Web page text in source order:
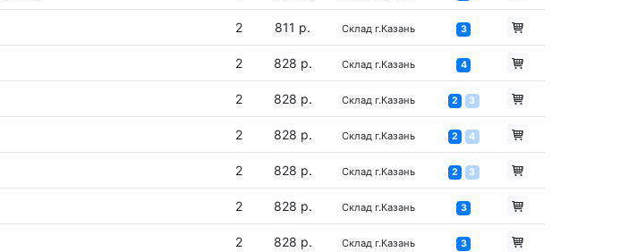
2 811 р. Склад г.Казань 3
2 828 р. Склад г.Казань 4
2 828 р. Склад г.Казань 2 3
2 828 р. Склад г.Казань 2 4
2 828 р. Склад г.Казань 2 3
2 828 р. Склад г.Казань 3
2 828 р. Склад г.Казань 3